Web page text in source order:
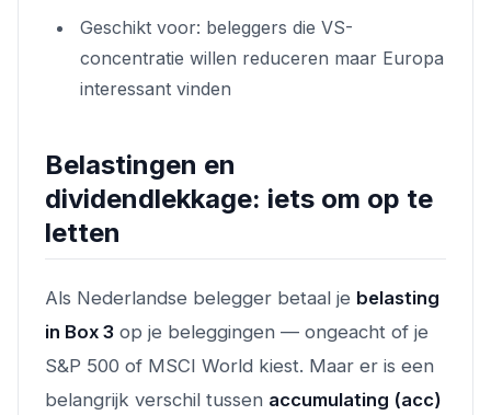
Geschikt voor: beleggers die VS-
concentratie willen reduceren maar Europa
interessant vinden
Belastingen en
dividendlekkage: iets om op te
letten
Als Nederlandse belegger betaal je belasting
in Box 3 op je beleggingen — ongeacht of je
S&P 500 of MSCI World kiest. Maar er is een
belangrijk verschil tussen accumulating (acc)